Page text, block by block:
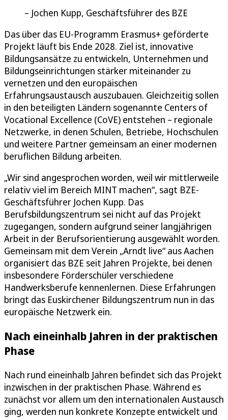
Jochen Kupp, Geschäftsführer des BZE
Das über das EU-Programm Erasmus+ geförderte
Projekt läuft bis Ende 2028. Ziel ist, innovative
Bildungsansätze zu entwickeln, Unternehmen und
Bildungseinrichtungen stärker miteinander zu
vernetzen und den europäischen
Erfahrungsaustausch auszubauen. Gleichzeitig sollen
in den beteiligten Ländern sogenannte Centers of
Vocational Excellence (CoVE) entstehen – regionale
Netzwerke, in denen Schulen, Betriebe, Hochschulen
und weitere Partner gemeinsam an einer modernen
beruflichen Bildung arbeiten.
„Wir sind angesprochen worden, weil wir mittlerweile
relativ viel im Bereich MINT machen“, sagt BZE-
Geschäftsführer Jochen Kupp. Das
Berufsbildungszentrum sei nicht auf das Projekt
zugegangen, sondern aufgrund seiner langjährigen
Arbeit in der Berufsorientierung ausgewählt worden.
Gemeinsam mit dem Verein „Arndt live“ aus Aachen
organisiert das BZE seit Jahren Projekte, bei denen
insbesondere Förderschüler verschiedene
Handwerksberufe kennenlernen. Diese Erfahrungen
bringt das Euskirchener Bildungszentrum nun in das
europäische Netzwerk ein.
Nach eineinhalb Jahren in der praktischen
Phase
Nach rund eineinhalb Jahren befindet sich das Projekt
inzwischen in der praktischen Phase. Während es
zunächst vor allem um den internationalen Austausch
ging, werden nun konkrete Konzepte entwickelt und